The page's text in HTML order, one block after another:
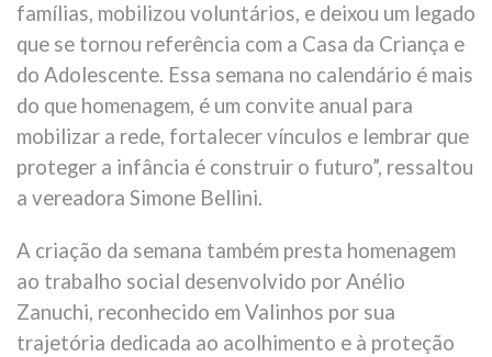
famílias, mobilizou voluntários, e deixou um legado
que se tornou referência com a Casa da Criança e
do Adolescente. Essa semana no calendário é mais
do que homenagem, é um convite anual para
mobilizar a rede, fortalecer vínculos e lembrar que
proteger a infância é construir o futuro”, ressaltou
a vereadora Simone Bellini.
A criação da semana também presta homenagem
ao trabalho social desenvolvido por Anélio
Zanuchi, reconhecido em Valinhos por sua
trajetória dedicada ao acolhimento e à proteção